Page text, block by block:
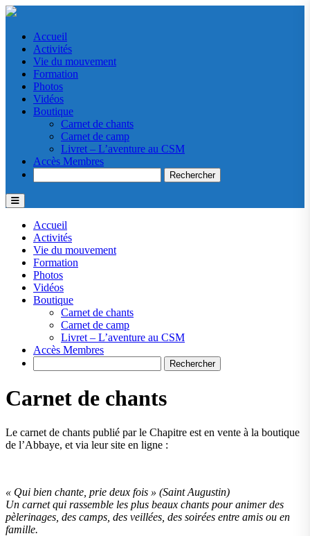
Accueil
Activités
Vie du mouvement
Formation
Photos
Vidéos
Boutique
Carnet de chants
Carnet de camp
Livret – L’aventure au CSM
Accès Membres
Accueil
Activités
Vie du mouvement
Formation
Photos
Vidéos
Boutique
Carnet de chants
Carnet de camp
Livret – L’aventure au CSM
Accès Membres
Carnet de chants
Le carnet de chants publié par le Chapitre est en vente à la boutique
de l’Abbaye, et via leur site en ligne :
« Qui bien chante, prie deux fois » (Saint Augustin)
Un carnet qui rassemble les plus beaux chants pour animer des
pèlerinages, des camps, des veillées, des soirées entre amis ou en
famille.